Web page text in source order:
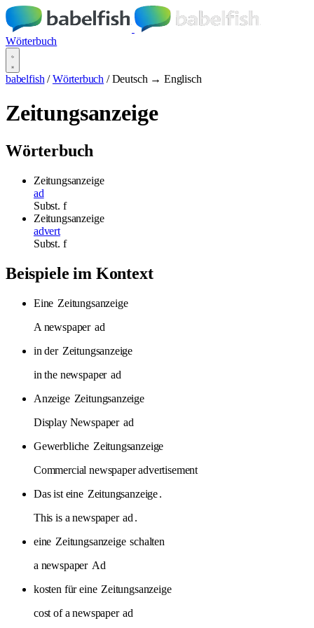
Wörterbuch
babelfish / Wörterbuch / Deutsch → Englisch
Zeitungsanzeige
Wörterbuch
Zeitungsanzeige
ad
Subst. f
Zeitungsanzeige
advert
Subst. f
Beispiele im Kontext
Eine Zeitungsanzeige
A newspaper ad
in der Zeitungsanzeige
in the newspaper ad
Anzeige Zeitungsanzeige
Display Newspaper ad
Gewerbliche Zeitungsanzeige
Commercial newspaper advertisement
Das ist eine Zeitungsanzeige.
This is a newspaper ad .
eine Zeitungsanzeige schalten
a newspaper Ad
kosten für eine Zeitungsanzeige
cost of a newspaper ad